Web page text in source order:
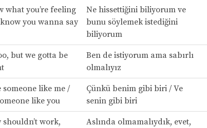
what you’re feeling
you wanna say
Ne hissettiğini biliyorum ve
bunu söylemek istediğini
biliyorum
but we gotta be
Ben de istiyorum ama sabırlı
olmalıyız
someone like me /
like you
Çünkü benim gibi biri / Ve
senin gibi biri
shouldn’t work,
Aslında olmamalıydık, evet,